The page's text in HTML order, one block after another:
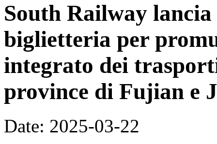
South Railway
biglietteria per
integrato dei
province di Fujian e
Date: 2025-03-22